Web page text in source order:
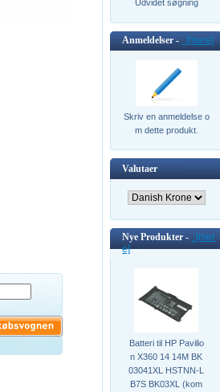
Udvidet søgning
Anmeldelser - [mere]
Skriv en anmeldelse o
m dette produkt.
Valutaer
Nye Produkter -
[mer
e]
Batteri til HP Pavilio
n X360 14 14M BK
03041XL HSTNN-L
B7S BK03XL (kom